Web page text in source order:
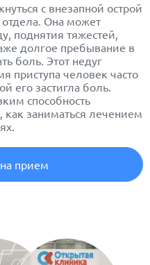
с внезапной острой
Она может
поднятия тяжестей,
долгое пребывание в
боль. Этот недуг
приступа человек часто
его застигла боль.
способность
как заниматься лечением
прием